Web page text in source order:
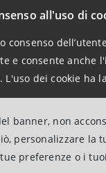
all'uso di
consenso
e consente anche
dei cookie ha
banner, non
personalizzare la
preferenze o i
dobbiamo
dei clienti, ma
A tutti i livelli: